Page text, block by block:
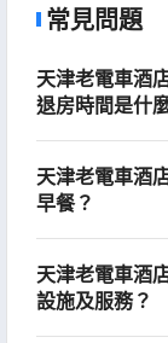
常見問題
天津老電車酒
退房時間是什
天津老電車酒
早餐？
天津老電車酒
設施及服務？